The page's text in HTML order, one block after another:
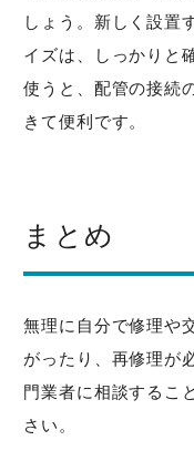
しょう。新しく設置
イズは、しっかりと
使うと、配管の接続
きて便利です。
まとめ
無理に自分で修理や
がったり、再修理が
門業者に相談するこ
さい。